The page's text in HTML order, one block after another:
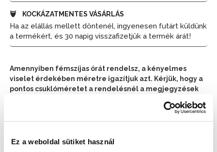
Ez a weboldal sütiket használ
KOCKÁZATMENTES VÁSÁRLÁS
Ha az elállás mellett döntenél, ingyenesen futárt küldünk
a termékért, és 30 napig visszafizetjük a termék árát!
Amennyiben fémszíjas órát rendelsz, a kényelmes
viselet érdekében méretre igazítjuk azt. Kérjük, hogy a
pontos csuklóméretet a rendelésnél a megjegyzések
Augusztus 11. (Kedd)📦